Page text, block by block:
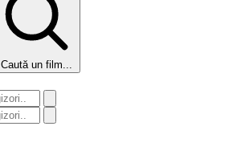
Caută un film...